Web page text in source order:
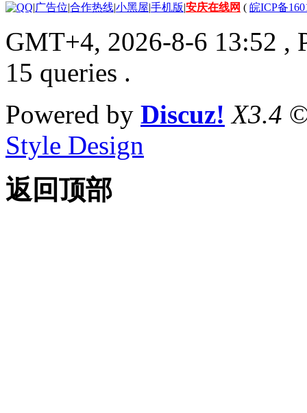
|广告位|合作热线|小黑屋|手机版|安庆在线网 ( 皖ICP备
GMT+4, 2026-8-6 13:52 ,
15 queries .
Powered by Discuz! X3.4
Style Design
返回顶部